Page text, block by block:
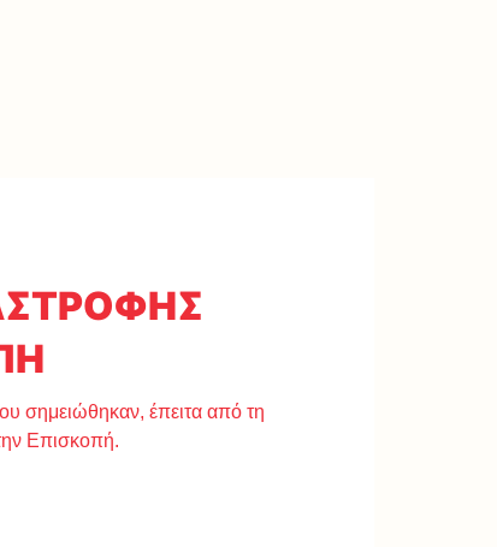
σημειώθηκαν, έπειτα από τη
Επισκοπή.